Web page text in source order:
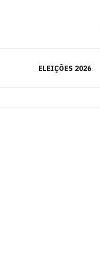
ELEIÇÕES 2026